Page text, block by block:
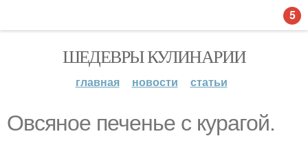
ШЕДЕВРЫ КУЛИНАРИИ
главная новости статьи
Овсяное печенье с курагой.
5